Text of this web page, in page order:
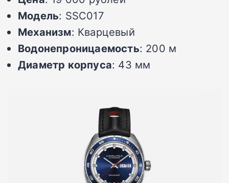
Модель: SSC017
Механизм: Кварцевый
Водонепроницаемость: 200 м
Диаметр корпуса: 43 мм